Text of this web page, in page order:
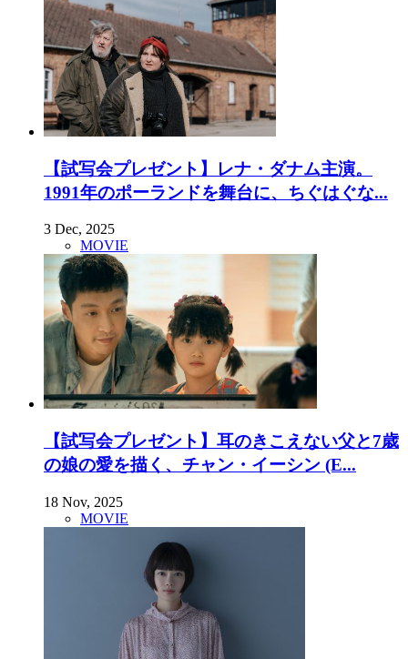
【試写会プレゼント】レナ・ダナム主演。
1991年のポーランドを舞台に、ちぐはぐな...
3 Dec, 2025
MOVIE
【試写会プレゼント】耳のきこえない父と7歳
の娘の愛を描く、チャン・イーシン (E...
18 Nov, 2025
MOVIE